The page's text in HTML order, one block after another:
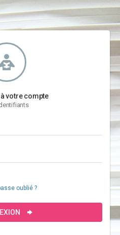
votre compte
oublié ?